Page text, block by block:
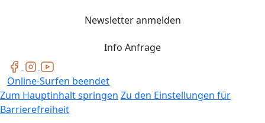
Newsletter anmelden
Info Anfrage
Online-Surfen beendet
Zum Hauptinhalt springen Zu den Einstellungen für
Barrierefreiheit